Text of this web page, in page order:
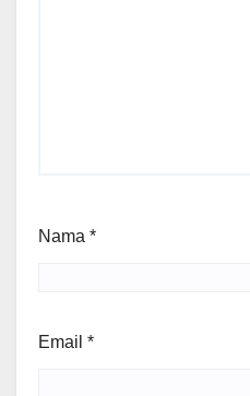
Nama *
Email *